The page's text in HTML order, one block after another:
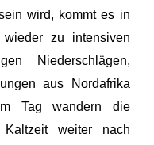
wird, kommt es in
zu intensiven
Niederschlägen,
aus Nordafrika
Tag wandern die
Kaltzeit weiter nach